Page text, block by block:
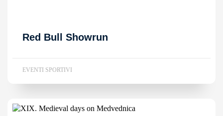
Red Bull Showrun
EVENTI SPORTIVI